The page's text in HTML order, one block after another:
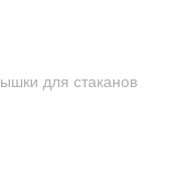
для стаканов